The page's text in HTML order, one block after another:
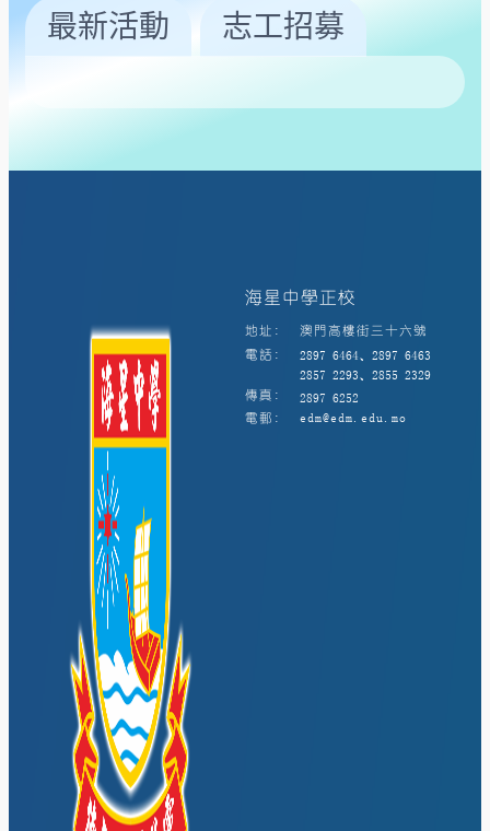
最新活動
志工招募
海星中學正校
地址:
澳門高樓街三十六號
電話:
2897 6464、2897 6463
2857 2293、2855 2329
傳真:
2897 6252
電郵:
edm@edm.edu.mo